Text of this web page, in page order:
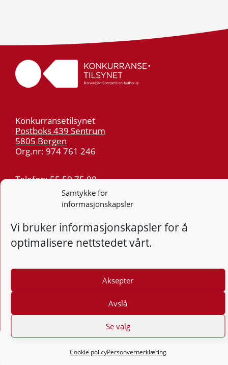
Samtykke for
informasjonskapsler
Vi bruker informasjonskapsler for å
optimalisere nettstedet vårt.
Aksepter
Avslå
Se valg
Cookie policyPersonvernerklæring
Konkurransetilsynet
Postboks 439 Sentrum
5805 Bergen
Org.nr: 974 761 246
Telefon:55 59 75 00
post@kt.no
Nyhetsvarsel >>